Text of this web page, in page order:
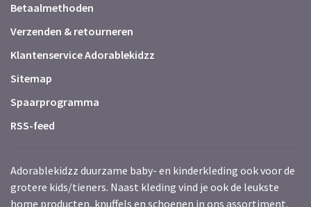
Betaalmethoden
Verzenden & retourneren
Klantenservice Adorablekidzz
Sitemap
Spaarprogramma
RSS-feed
Adorablekidzz duurzame baby- en kinderkleding ook voor de
grotere kids/tieners. Naast kleding vind je ook de leukste
home producten, knuffels en schoenen in ons assortiment.